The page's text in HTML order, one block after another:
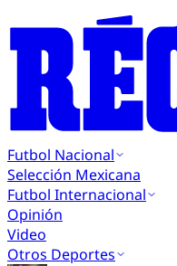
Futbol Nacional
Selección Mexicana
Futbol Internacional
Opinión
Video
Otros Deportes